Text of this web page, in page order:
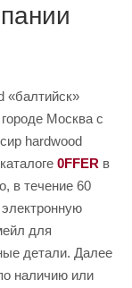
«балтийск»
Москва с
hardwood
0FFER в
в течение 60
для
детали. Далее
наличию или